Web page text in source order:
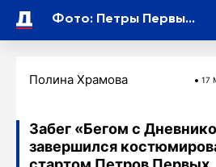
Фото: Петры Первые вновь стали одними из самых ярких участников благотворительного забега «Бегом с Дневником»
Полина Храмова 17
Забег «Бегом с
завершился